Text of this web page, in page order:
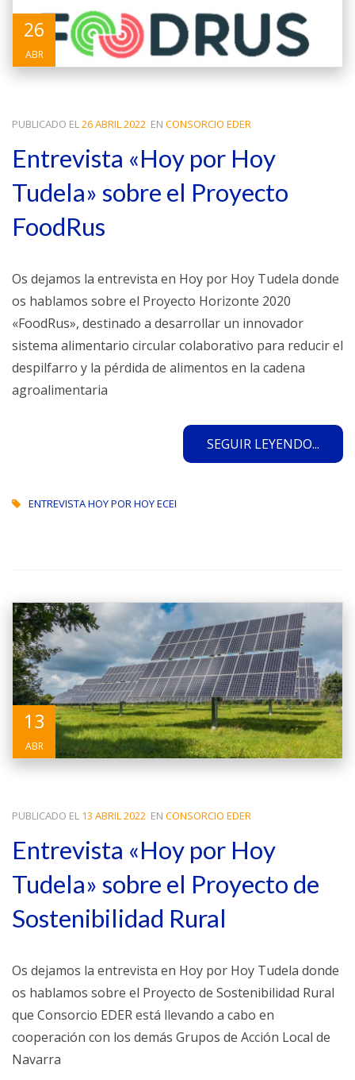
26
ABR
PUBLICADO EL26 ABRIL 2022 EN CONSORCIO EDER
Entrevista «Hoy por Hoy
Tudela» sobre el Proyecto
FoodRus
Os dejamos la entrevista en Hoy por Hoy Tudela donde
os hablamos sobre el Proyecto Horizonte 2020
«FoodRus», destinado a desarrollar un innovador
sistema alimentario circular colaborativo para reducir el
despilfarro y la pérdida de alimentos en la cadena
agroalimentaria
SEGUIR LEYENDO...
ENTREVISTA HOY POR HOY ECEI
13
ABR
PUBLICADO EL 13 ABRIL 2022 EN CONSORCIO EDER
Entrevista «Hoy por Hoy
Tudela» sobre el Proyecto de
Sostenibilidad Rural
Os dejamos la entrevista en Hoy por Hoy Tudela donde
os hablamos sobre el Proyecto de Sostenibilidad Rural
que Consorcio EDER está llevando a cabo en
cooperación con los demás Grupos de Acción Local de
Navarra